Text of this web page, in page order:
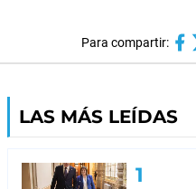
Para compartir:
LAS MÁS LEÍDAS